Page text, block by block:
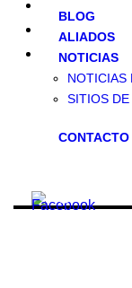
BLOG
ALIADOS
NOTICIAS
NOTICIAS
SITIOS
CONTACTO